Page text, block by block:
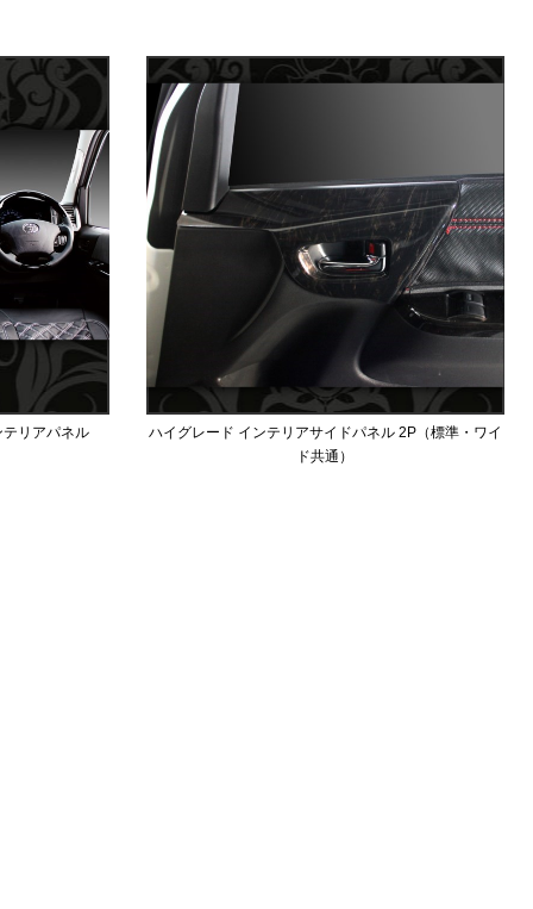
テリアパネル
ハイグレード インテリアサイドパネル 2P（標準・ワイ
ド共通）